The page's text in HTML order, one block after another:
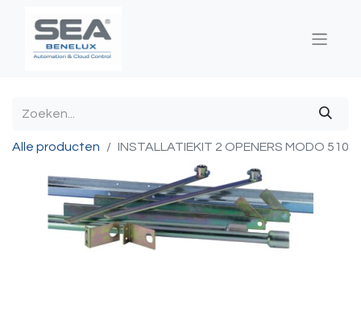
Alle producten INSTALLATIEKIT 2 OPENERS MODO 510